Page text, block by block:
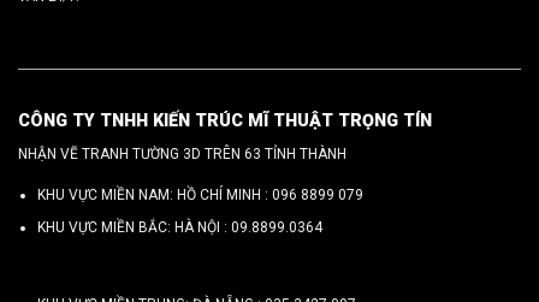
CÔNG TY TNHH KIẾN TRÚC MĨ THUẬT TRỌNG TÍN
NHẬN VẼ TRANH TƯỜNG 3D TRÊN 63 TỈNH THÀNH
KHU VỰC MIỀN NAM: HỒ CHÍ MINH : 096 8899 079
KHU VỰC MIỀN BẮC: HÀ NỘI : 09.8899.0364